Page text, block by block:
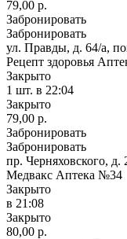
79,00 р.
Забронировать
Забронировать
ул. Правды, д. 64/а,
Рецепт здоровья
Закрыто
1 шт. в 22:04
Закрыто
79,00 р.
Забронировать
Забронировать
пр. Черняховского, д.
Медвакс Аптека №34
Закрыто
в 21:08
Закрыто
80,00 р.